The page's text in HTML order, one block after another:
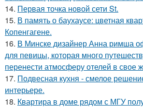
14. Первая точка новой сети St.
15. В память о баухаусе: цветная
Копенгагене.
16. В Минске дизайнер Анна римша
для певицы, которая много
перенести атмосферу отелей в свое
17. Подвесная кухня - смелое
интерьере.
18. Квартира в доме рядом с МГУ